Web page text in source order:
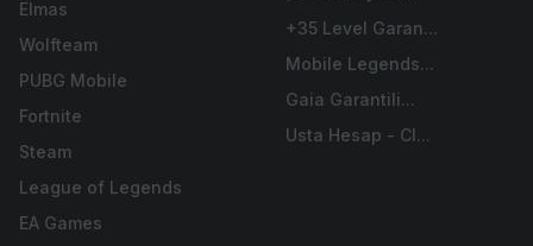
Elmas
Wolfteam
PUBG Mobile
Fortnite
Steam
League of Legends
EA Games
+35 Level Garan...
Mobile Legends...
Gaia Garantili...
Usta Hesap - Cl...